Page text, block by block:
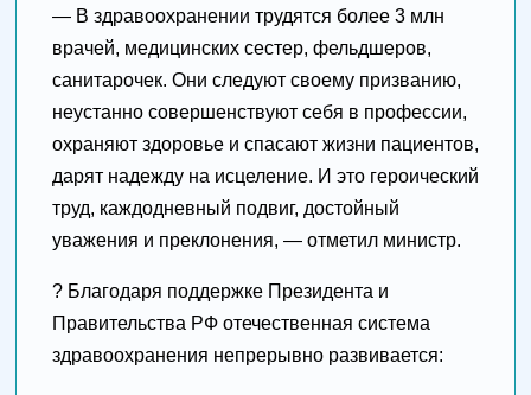
— В здравоохранении трудятся более 3 млн
врачей, медицинских сестер, фельдшеров,
санитарочек. Они следуют своему призванию,
неустанно совершенствуют себя в профессии,
охраняют здоровье и спасают жизни пациентов,
дарят надежду на исцеление. И это героический
труд, каждодневный подвиг, достойный
уважения и преклонения, — отметил министр.
? Благодаря поддержке Президента и
Правительства РФ отечественная система
здравоохранения непрерывно развивается: